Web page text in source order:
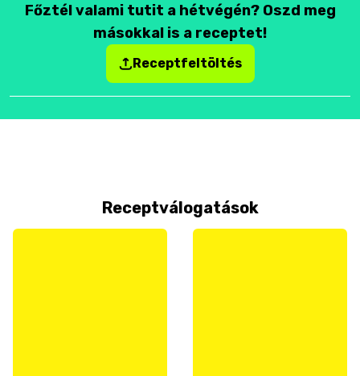
Főztél valami tutit a hétvégén? Oszd meg
másokkal is a receptet!
Receptfeltöltés
Receptválogatások